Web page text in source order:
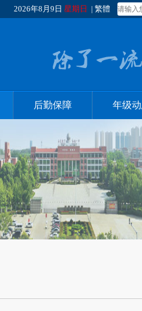
2026年8月9日 星期日 | 繁體
后勤保障 年级